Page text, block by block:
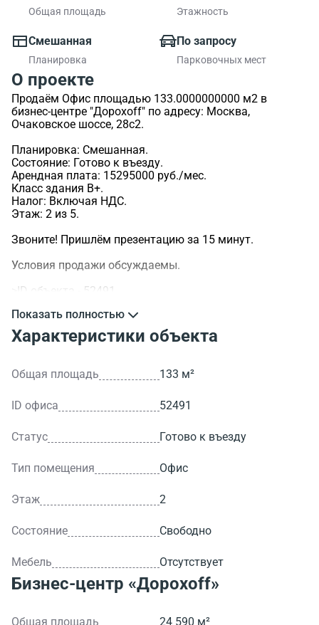
Общая площадь Этажность
Смешанная
Планировка
По запросу
Парковочных мест
О проекте
Продаём Офис площадью 133.0000000000 м2 в
бизнес-центре "Дорохoff" по адресу: Москва,
Очаковское шоссе, 28с2.
Планировка: Смешанная.
Состояние: Готово к въезду.
Арендная плата: 15295000 руб./мес.
Класс здания B+.
Налог: Включая НДС.
Этаж: 2 из 5.
Звоните! Пришлём презентацию за 15 минут.
Условия продажи обсуждаемы.
>ID объекта - 52491.
Показать полностью
Характеристики объекта
Общая площадь 133 м²
ID офиса 52491
Статус Готово к въезду
Тип помещения Офис
Этаж 2
Состояние Свободно
Мебель Отсутствует
Бизнес-центр «Дорохoff»
Общая площадь 24 590 м²